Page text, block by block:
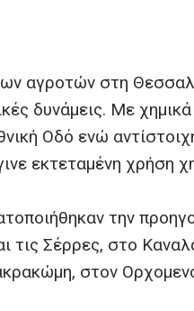
αγροτών στη
δυνάμεις. Με
Οδό ενώ
εκτεταμένη χρήση
την
τις Σέρρες, στο
στον